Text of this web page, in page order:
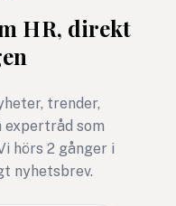
över.
HR, direkt
trender,
som
hörs 2 gånger i
nyhetsbrev.